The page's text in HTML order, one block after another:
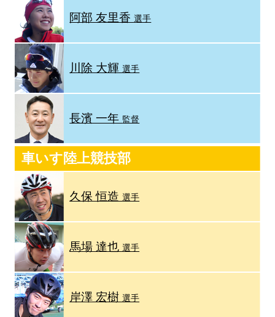
阿部 友里香選手
川除 大輝選手
長濱 一年 監督
車いす陸上競技部
久保 恒造選手
馬場 達也選手
岸澤 宏樹選手